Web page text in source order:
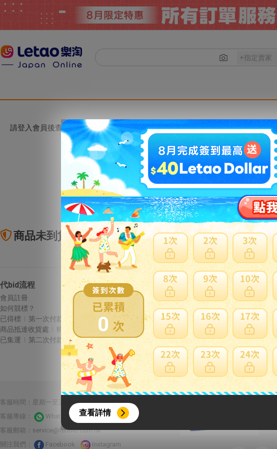
0
查看詳情
請登入會員後查看。
商品未到貨全額理賠 賣家寄錯全
代bid流程
會員註冊
如何競標？
已得標
第一次付款
商品抵達收貨處
待集運
已集運
第二次付款
Letao保障
商品未到貨全額理賠
賣家寄錯全額處理
運送損壞全額理賠
全透明資訊及費用
客服時間：星期一至五 10:00-22:00 星期六至日13:00-22:00
客服專線：
Whatsapp 線上客服
客服郵箱： service@funbid.com.hk
關注我們：
Facebook Instagram